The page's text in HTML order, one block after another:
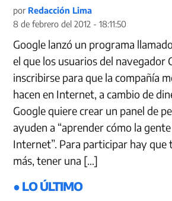
por Redacción Lima
8 de febrero del 2012 - 18:11:50
Google lanzó un programa
el que los usuarios del navegador
inscribirse para que la compañía
hacen en Internet, a cambio de
Google quiere crear un panel de
ayuden a “aprender cómo la
Internet”. Para participar hay que
más, tener una […]
● LO ÚLTIMO